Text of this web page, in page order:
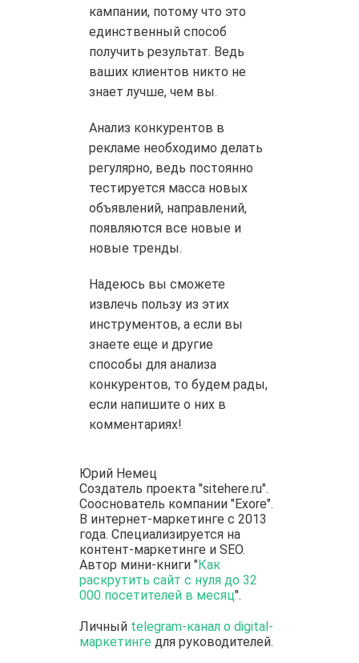
кампании, потому что это
единственный способ
получить результат. Ведь
ваших клиентов никто не
знает лучше, чем вы.
Анализ конкурентов в
рекламе необходимо делать
регулярно, ведь постоянно
тестируется масса новых
объявлений, направлений,
появляются все новые и
новые тренды.
Надеюсь вы сможете
извлечь пользу из этих
инструментов, а если вы
знаете еще и другие
способы для анализа
конкурентов, то будем рады,
если напишите о них в
комментариях!
Юрий Немец
Создатель проекта "sitehere.ru".
Сооснователь компании "Exore".
В интернет-маркетинге с 2013
года. Специализируется на
контент-маркетинге и SEO.
Автор мини-книги "Как
раскрутить сайт с нуля до 32
000 посетителей в месяц".
Личный telegram-канал о digital-
маркетингедля руководителей.